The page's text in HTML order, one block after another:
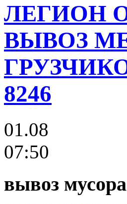
ЛЕГИОН
ВЫВОЗ
8246
01.08
07:50
вывоз